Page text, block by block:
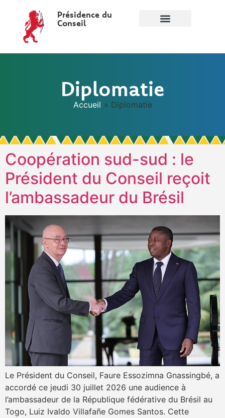
Présidence du
Conseil
Diplomatie
Accueil » Diplomatie
Coopération sud-sud : le
Président du Conseil reçoit
l’ambassadeur du Brésil
Le Président du Conseil, Faure Essozimna Gnassingbé, a
accordé ce jeudi 30 juillet 2026 une audience à
l’ambassadeur de la République fédérative du Brésil au
Togo, Luiz Ivaldo Villafañe Gomes Santos. Cette